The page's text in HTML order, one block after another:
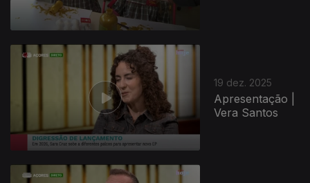
19 dez. 2025
Apresentação |
Vera Santos